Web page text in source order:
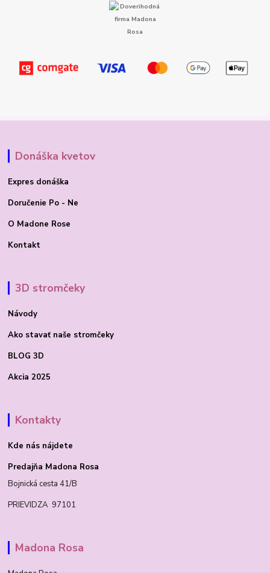
Donáška kvetov
Expres donáška
Doručenie Po - Ne
O Madone Rose
Kontakt
3D stromčeky
Návody
Ako stavať naše stromčeky
BLOG 3D
Akcia 2025
Kontakty
Kde nás nájdete
Predajňa Madona Rosa
Bojnická cesta 41/B
PRIEVIDZA 97101
Madona Rosa